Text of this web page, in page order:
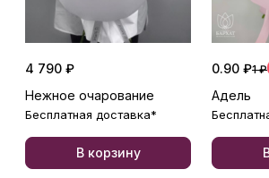
4 790 ₽
Нежное очарование
Бесплатная доставка*
В корзину
0.90 ₽1 ₽
Адель